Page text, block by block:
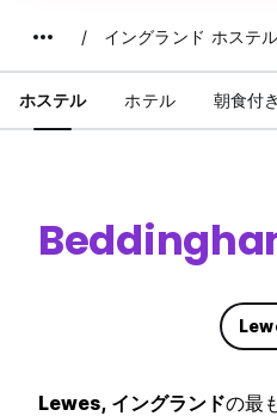
イングランド ホステル
ホステル ホテル 朝食付
Lewes, イングランドの最